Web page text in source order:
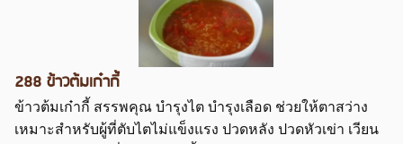
288 ข้าวต้มเก๋ากี้
ข้าวต้มเก๋ากี้ สรรพคุณ บำรุงไต บำรุงเลือด ช่วยให้ตาสว่าง
เหมาะสำหรับผู้ที่ตับไตไม่แข็งแรง ปวดหลัง ปวดหัวเข่า เวียน